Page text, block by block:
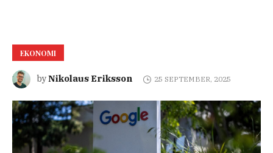
EKONOMI
byNikolaus Eriksson 25 SEPTEMBER, 2025